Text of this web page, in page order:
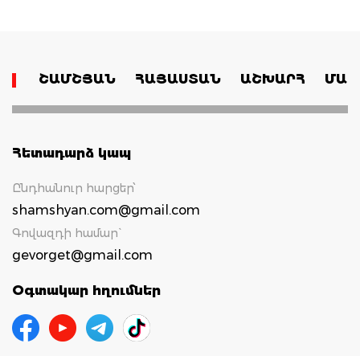
ՇԱՄՇՅԱՆ ՀԱՅԱՍՏԱՆ ԱՇԽԱՐՀ
Հետադարձ կապ
Ընդհանուր հարցեր՝
shamshyan.com@gmail.com
Գովազդի համար`
gevorget@gmail.com
Օգտակար հղումներ